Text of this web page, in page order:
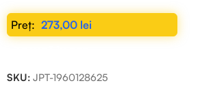
273,00 lei
SKU: JPT-1960128625